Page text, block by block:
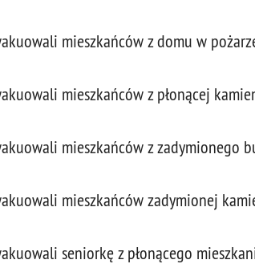
mieszkańców z domu w
mieszkańców z płonącej
mieszkańców z zadymionego
mieszkańców zadymionej
seniorkę z płonącego